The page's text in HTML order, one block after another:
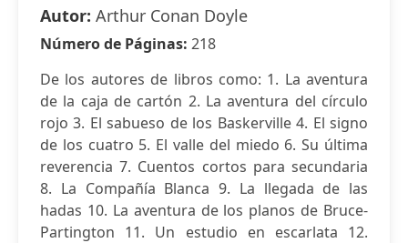
Autor: Arthur Conan Doyle
Número de Páginas: 218
De los autores de libros como: 1. La aventura
de la caja de cartón 2. La aventura del círculo
rojo 3. El sabueso de los Baskerville 4. El signo
de los cuatro 5. El valle del miedo 6. Su última
reverencia 7. Cuentos cortos para secundaria
8. La Compañía Blanca 9. La llegada de las
hadas 10. La aventura de los planos de Bruce-
Partington 11. Un estudio en escarlata 12.